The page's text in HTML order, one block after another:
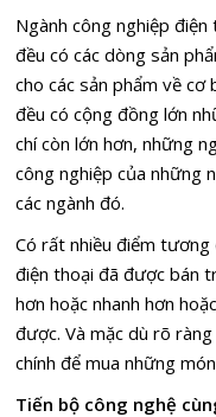
Ngành công nghiệp
đều có các dòng sản
cho các sản phẩm về cơ
đều có cộng đồng lớn
chí còn lớn hơn, những
công nghiệp của những
các ngành đó.
Có rất nhiều điểm
điện thoại đã được bán
hơn hoặc nhanh hơn
được. Và mặc dù rõ
chính để mua những
Tiến bộ công nghệ